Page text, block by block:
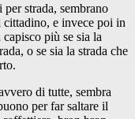
strada, sembrano
e invece poi in
più se sia la
o se sia la strada che
di tutte, sembra
per far saltare il